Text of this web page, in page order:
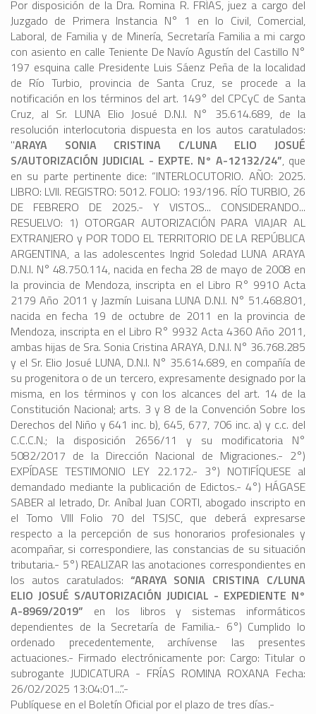
Por disposición de la Dra. Romina R. FRÍAS, juez a cargo del
Juzgado de Primera Instancia N° 1 en lo Civil, Comercial,
Laboral, de Familia y de Minería, Secretaría Familia a mi cargo
con asiento en calle Teniente De Navío Agustín del Castillo N°
197 esquina calle Presidente Luis Sáenz Peña de la localidad
de Río Turbio, provincia de Santa Cruz, se procede a la
notificación en los términos del art. 149° del CPCyC de Santa
Cruz, al Sr. LUNA Elio Josué D.N.I. N° 35.614.689, de la
resolución interlocutoria dispuesta en los autos caratulados:
"ARAYA SONIA CRISTINA C/LUNA ELIO JOSUÉ
S/AUTORIZACIÓN JUDICIAL - EXPTE. N° A-12132/24”, que
en su parte pertinente dice: “INTERLOCUTORIO. AÑO: 2025.
LIBRO: LVII. REGISTRO: 5012. FOLIO: 193/196. RÍO TURBIO, 26
DE FEBRERO DE 2025.- Y VISTOS... CONSIDERANDO...
RESUELVO: 1) OTORGAR AUTORIZACIÓN PARA VIAJAR AL
EXTRANJERO y POR TODO EL TERRITORIO DE LA REPÚBLICA
ARGENTINA, a las adolescentes Ingrid Soledad LUNA ARAYA
D.N.I. N° 48.750.114, nacida en fecha 28 de mayo de 2008 en
la provincia de Mendoza, inscripta en el Libro R° 9910 Acta
2179 Año 2011 y Jazmín Luisana LUNA D.N.I. N° 51.468.801,
nacida en fecha 19 de octubre de 2011 en la provincia de
Mendoza, inscripta en el Libro R° 9932 Acta 4360 Año 2011,
ambas hijas de Sra. Sonia Cristina ARAYA, D.N.I. N° 36.768.285
y el Sr. Elio Josué LUNA, D.N.I. N° 35.614.689, en compañía de
su progenitora o de un tercero, expresamente designado por la
misma, en los términos y con los alcances del art. 14 de la
Constitución Nacional; arts. 3 y 8 de la Convención Sobre los
Derechos del Niño y 641 inc. b), 645, 677, 706 inc. a) y c.c. del
C.C.C.N.; la disposición 2656/11 y su modificatoria N°
5082/2017 de la Dirección Nacional de Migraciones.- 2°)
EXPÍDASE TESTIMONIO LEY 22.172.- 3°) NOTIFÍQUESE al
demandado mediante la publicación de Edictos.- 4°) HÁGASE
SABER al letrado, Dr. Aníbal Juan CORTI, abogado inscripto en
el Tomo VIII Folio 70 del TSJSC, que deberá expresarse
respecto a la percepción de sus honorarios profesionales y
acompañar, si correspondiere, las constancias de su situación
tributaria.- 5°) REALIZAR las anotaciones correspondientes en
los autos caratulados: “ARAYA SONIA CRISTINA C/LUNA
ELIO JOSUÉ S/AUTORIZACIÓN JUDICIAL - EXPEDIENTE N°
A-8969/2019” en los libros y sistemas informáticos
dependientes de la Secretaría de Familia.- 6°) Cumplido lo
ordenado precedentemente, archívense las presentes
actuaciones.- Firmado electrónicamente por: Cargo: Titular o
subrogante JUDICATURA - FRÍAS ROMINA ROXANA Fecha:
26/02/2025 13:04:01...”.-
Publíquese en el Boletín Oficial por el plazo de tres días.-